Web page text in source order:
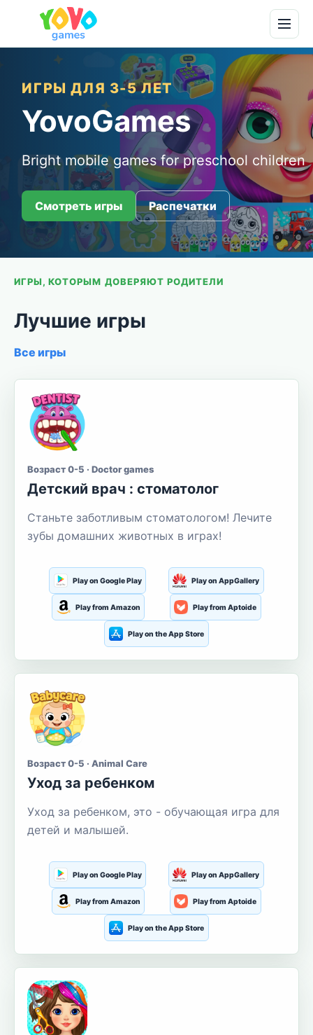
ИГРЫ ДЛЯ 3-5 ЛЕТ
YovoGames
Bright mobile games for preschool children
Смотреть игры Распечатки
ИГРЫ, КОТОРЫМ ДОВЕРЯЮТ РОДИТЕЛИ
Лучшие игры
Все игры
Возраст 0-5 · Doctor games
Детский врач : стоматолог
Станьте заботливым стоматологом! Лечите
зубы домашних животных в играх!
Play on Google Play Play on AppGallery
Play from Amazon Play from Aptoide
Play on the App Store
Возраст 0-5 · Animal Care
Уход за ребенком
Уход за ребенком, это - обучающая игра для
детей и малышей.
Play on Google Play Play on AppGallery
Play from Amazon Play from Aptoide
Play on the App Store